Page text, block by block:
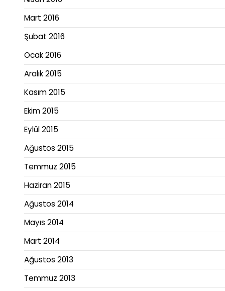
Mart 2016
Şubat 2016
Ocak 2016
Aralık 2015
Kasım 2015
Ekim 2015
Eylül 2015
Ağustos 2015
Temmuz 2015
Haziran 2015
Ağustos 2014
Mayıs 2014
Mart 2014
Ağustos 2013
Temmuz 2013